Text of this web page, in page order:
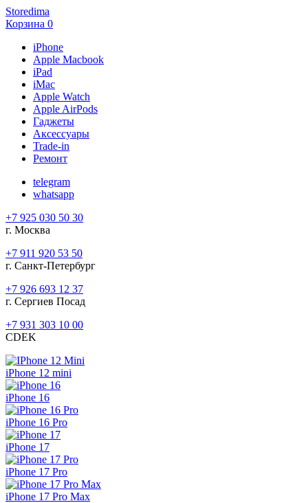
Storedima
Корзина 0
iPhone
Apple Macbook
iPad
iMac
Apple Watch
Apple AirPods
Гаджеты
Аксессуары
Trade-in
Ремонт
telegram
whatsapp
+7 925 030 50 30
г. Москва
+7 911 920 53 50
г. Санкт-Петербург
+7 926 693 12 37
г. Сергиев Посад
+7 931 303 10 00
CDEK
iPhone 12 mini
iPhone 16
iPhone 16 Pro
iPhone 17
iPhone 17 Pro
iPhone 17 Pro Max